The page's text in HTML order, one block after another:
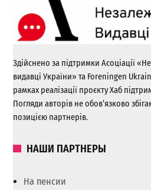
Здійснено за підтримки Асоціації
видавці України» та Foreningen
рамках реалізації проєкту Хаб
Погляди авторів не обов’язково
позицією партнерів.
НАШИ ПАРТНЕРЫ
На пенсии